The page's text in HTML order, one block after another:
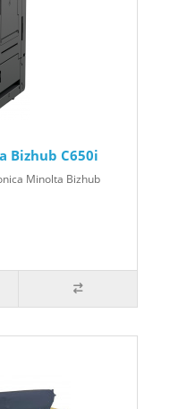
Bizhub C650i
Minolta Bizhub